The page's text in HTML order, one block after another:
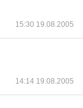
15:30 19.08.2005
14:14 19.08.2005